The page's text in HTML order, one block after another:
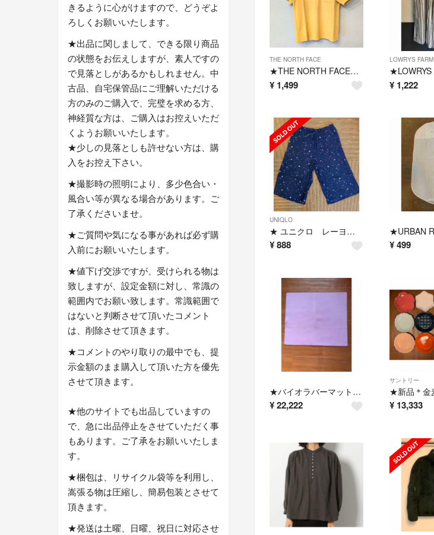
THE NORTH FACE
★THE NORTH FACE イエロー 半袖Tシャツ M★
¥ 1,499
LOWRYS FARM
¥ 1,222
UNIQLO
★ ユニクロ レーヨン リラコ ネイビー ミッキー M★
¥888 ¥499
★バイオラバーマット Sサイズ 温泉ラバー★
¥22,222
サントリー
¥ 13,333
きるように心がけますので、どうぞよ
ろしくお願いいたします。
★出品に関しまして、できる限り商品
の状態をお伝えしますが、素人ですの
で見落としがあるかもしれません。中
古品、自宅保管品にご理解いただける
方のみのご購入で、完璧を求める方、
神経質な方は、ご購入はお控えいただ
くようお願いいたします。
★少しの見落としも許せない方は、購
入をお控え下さい。
★撮影時の照明により、多少色合い・
風合い等が異なる場合があります。ご
了承くださいませ。
★ご質問や気になる事があれば必ず購
入前にお願いいたします。
★値下げ交渉ですが、受けられる物は
致しますが、設定金額に対し、常識の
範囲内でお願い致します。常識範囲で
はないと判断させて頂いたコメント
は、削除させて頂きます。
★コメントのやり取りの最中でも、提
示金額のまま購入して頂いた方を優先
させて頂きます。
★他のサイトでも出品していますの
で、急に出品停止をさせていただく事
もあります。ご了承をお願いいたしま
す。
★梱包は、リサイクル袋等を利用し、
嵩張る物は圧縮し、簡易包装とさせて
頂きます。
★発送は土曜、日曜、祝日に対応させ